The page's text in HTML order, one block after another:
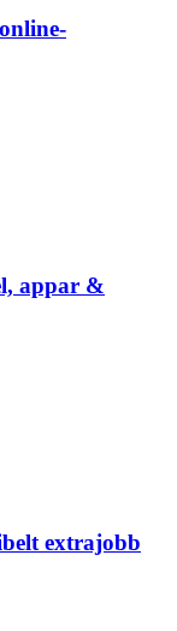
appar &
extrajobb